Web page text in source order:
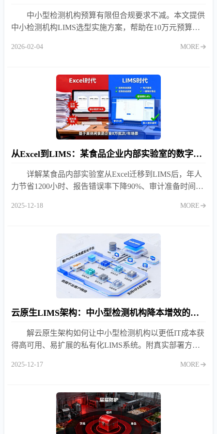
中小型检测机构预算有限但合规要求不减。本文提供
中小检测机构LIMS选型实施方案，帮助在10万元预算内
2026-02-04 MORE
从Excel到LIMS：某食品企业内部实验室的数字化转型ROI分析
详解某食品内部实验室从Excel迁移到LIMS后，年人
力节省1200小时、报告错误率下降90%、审计准备时间缩
2025-12-18 MORE
云原生LIMS架构：中小型检测机构降本增效的新选择？
解云原生架构如何让中小型检测机构以更低IT成本获
得高可用、易扩展的私有化LIMS系统。附真实部署方案
2025-12-17 MORE